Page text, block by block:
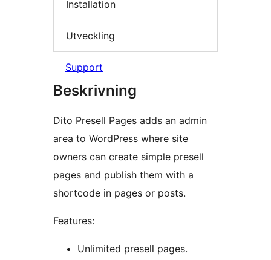
Installation
Utveckling
Support
Beskrivning
Dito Presell Pages adds an admin
area to WordPress where site
owners can create simple presell
pages and publish them with a
shortcode in pages or posts.
Features:
Unlimited presell pages.